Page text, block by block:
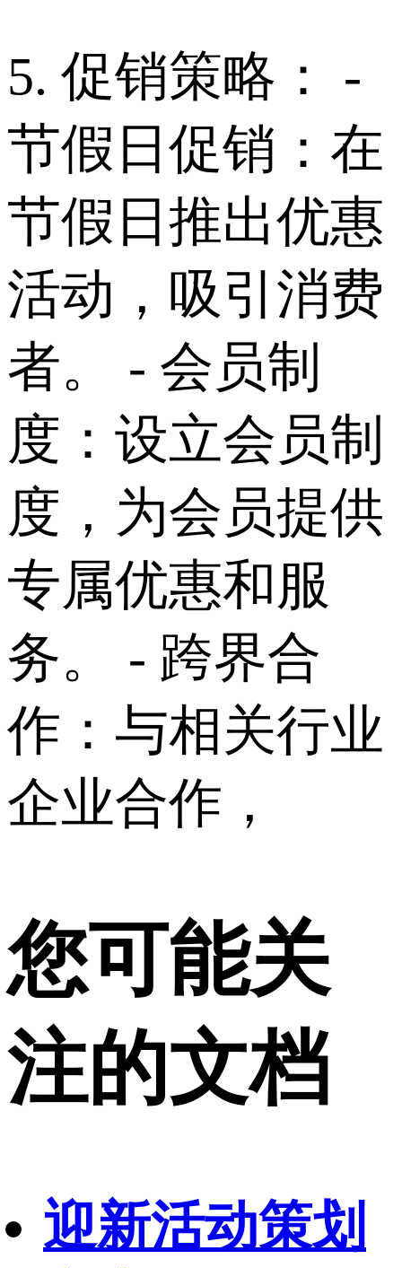
5. 促销策略： -
节假日促销：在
节假日推出优惠
活动，吸引消费
者。 - 会员制
度：设立会员制
度，为会员提供
专属优惠和服
务。 - 跨界合
作：与相关行业
企业合作，
您可能关
注的文档
迎新活动策划